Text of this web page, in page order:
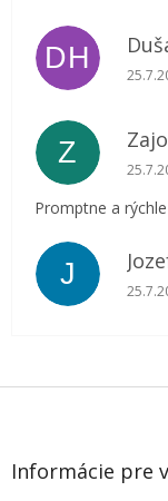
DH
Z Zajo
Promptne a
J
Z
Informácie pre